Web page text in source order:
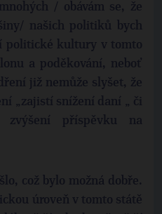
/ obávám se, že
našich politiků bych
politické kultury v tomto
a poděkování, neboť
již nemůže slyšet, že
„zajistí snížení daní „ či
zvýšení příspěvku na
což bylo možná dobře.
úroveň v tomto státě